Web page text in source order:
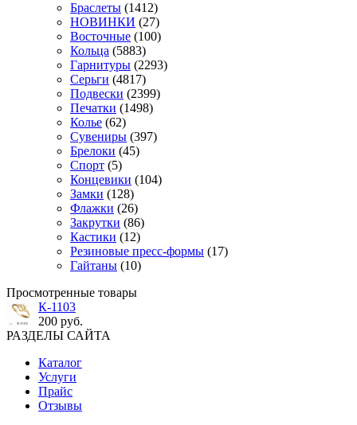
Браслеты (1412)
НОВИНКИ (27)
Восточные (100)
Кольца (5883)
Гарнитуры (2293)
Серьги (4817)
Подвески (2399)
Печатки (1498)
Колье (62)
Сувениры (397)
Брелоки (45)
Спорт (5)
Концевики (104)
Замки (128)
Флажки (26)
Закрутки (86)
Кастики (12)
Резиновые пресс-формы (17)
Гайтаны (10)
Просмотренные товары
К-1103
200 руб.
РАЗДЕЛЫ САЙТА
Каталог
Услуги
Прайс
Отзывы